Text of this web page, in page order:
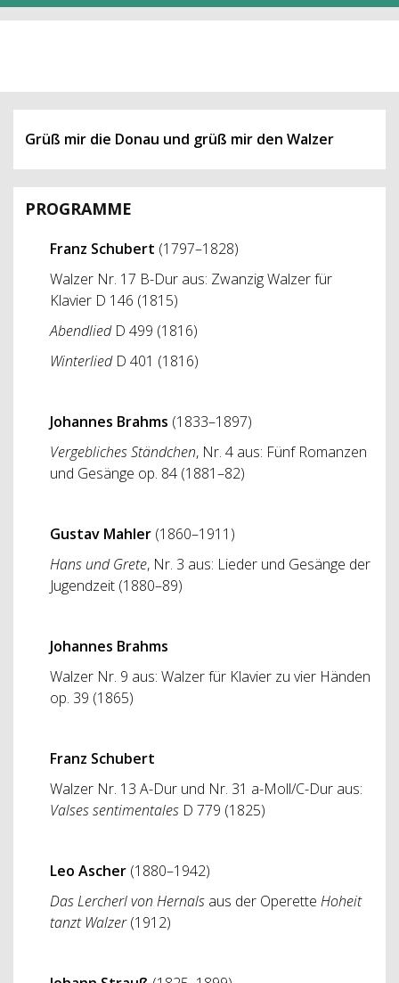
Grüß mir die Donau und grüß mir den Walzer
PROGRAMME
Franz Schubert (1797–1828)
Walzer Nr. 17 B-Dur aus: Zwanzig Walzer für
Klavier D 146 (1815)
AbendliedD 499 (1816)
WinterliedD 401 (1816)
Johannes Brahms (1833–1897)
Vergebliches Ständchen, Nr. 4 aus: Fünf Romanzen
und Gesänge op. 84 (1881–82)
Gustav Mahler (1860–1911)
Hans und Grete, Nr. 3 aus: Lieder und Gesänge der
Jugendzeit (1880–89)
Johannes Brahms
Walzer Nr. 9 aus: Walzer für Klavier zu vier Händen
op. 39 (1865)
Franz Schubert
Walzer Nr. 13 A-Dur und Nr. 31 a-Moll/C-Dur aus:
Valses sentimentales D 779 (1825)
Leo Ascher (1880–1942)
Das Lercherl von Hernals aus der Operette Hoheit
tanzt Walzer(1912)